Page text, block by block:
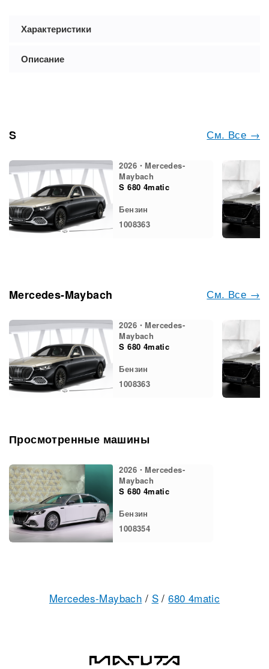
Характеристики
Описание
См. Все →
S
2026・Mercedes-
Maybach
S 680 4matic
Бензин
1008363
См. Все →
Mercedes-Maybach
2026・Mercedes-
Maybach
S 680 4matic
Бензин
1008363
Просмотренные машины
2026・Mercedes-
Maybach
S 680 4matic
Бензин
1008354
Mercedes-Maybach / S / 680 4matic